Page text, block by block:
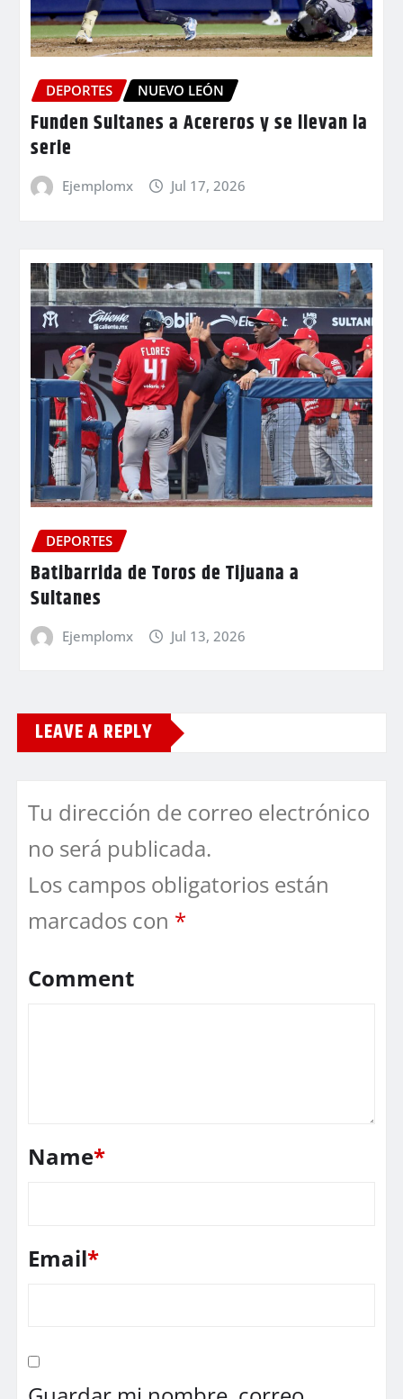
DEPORTES NUEVO LEÓN
Funden Sultanes a Acereros y se llevan la
serie
Ejemplomx Jul 17, 2026
DEPORTES
Batibarrida de Toros de Tijuana a
Sultanes
Ejemplomx Jul 13, 2026
LEAVE A REPLY
Tu dirección de correo electrónico
no será publicada.
Los campos obligatorios están
marcados con *
Comment
Name*
Email*